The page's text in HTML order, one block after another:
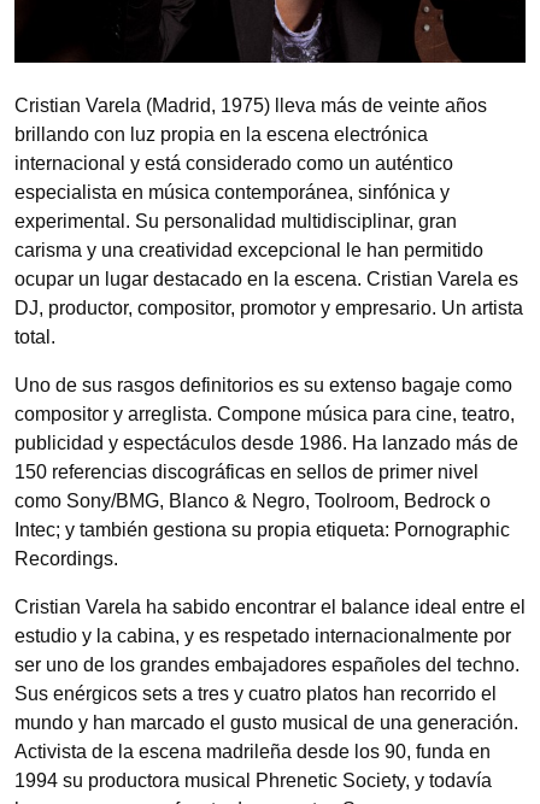
Cristian Varela (Madrid, 1975) lleva más de veinte años
brillando con luz propia en la escena electrónica
internacional y está considerado como un auténtico
especialista en música contemporánea, sinfónica y
experimental. Su personalidad multidisciplinar, gran
carisma y una creatividad excepcional le han permitido
ocupar un lugar destacado en la escena. Cristian Varela es
DJ, productor, compositor, promotor y empresario. Un artista
total.
Uno de sus rasgos definitorios es su extenso bagaje como
compositor y arreglista. Compone música para cine, teatro,
publicidad y espectáculos desde 1986. Ha lanzado más de
150 referencias discográficas en sellos de primer nivel
como Sony/BMG, Blanco & Negro, Toolroom, Bedrock o
Intec; y también gestiona su propia etiqueta: Pornographic
Recordings.
Cristian Varela ha sabido encontrar el balance ideal entre el
estudio y la cabina, y es respetado internacionalmente por
ser uno de los grandes embajadores españoles del techno.
Sus enérgicos sets a tres y cuatro platos han recorrido el
mundo y han marcado el gusto musical de una generación.
Activista de la escena madrileña desde los 90, funda en
1994 su productora musical Phrenetic Society, y todavía